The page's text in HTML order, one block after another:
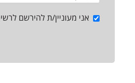
אני מעוניין/ת להירשם